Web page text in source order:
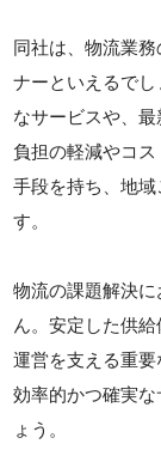
同社は、物流業
ナーといえるで
なサービスや、
負担の軽減やコ
手段を持ち、地
す。
物流の課題解決
ん。安定した供
運営を支える重要
効率的かつ確実
ょう。